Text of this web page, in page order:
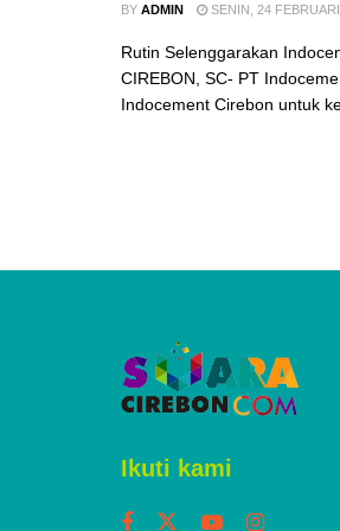
BY ADMIN SENIN, 24
Rutin Selenggarakan
CIREBON, SC- PT
Indocement Cirebon untuk
Ikuti kami